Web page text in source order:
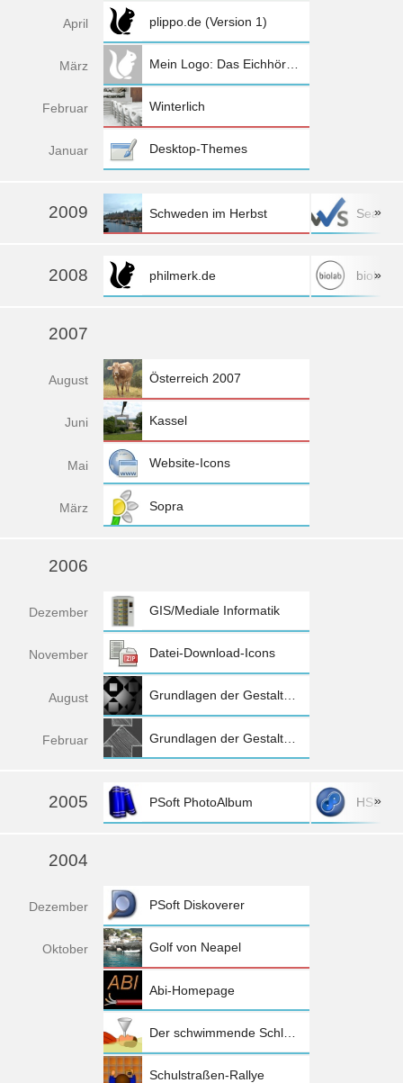
April plippo.de (Version 1)
März Mein Logo: Das Eichhörnchen
Februar Winterlich
Januar Desktop-Themes
2009 Schweden im Herbst »
2008 philmerk.de biolab
»
2007
August Österreich 2007
Juni Kassel
Mai Website-Icons
März Sopra
2006
Dezember GIS/Mediale Informatik
November Datei-Download-Icons
August Grundlagen der Gestaltung II
Februar Grundlagen der Gestaltung I
2005 PSoft PhotoAlbum »
2004
Dezember PSoft Diskoverer
Oktober Golf von Neapel
Abi-Homepage
Der schwimmende Schluckspecht
Schulstraßen-Rallye